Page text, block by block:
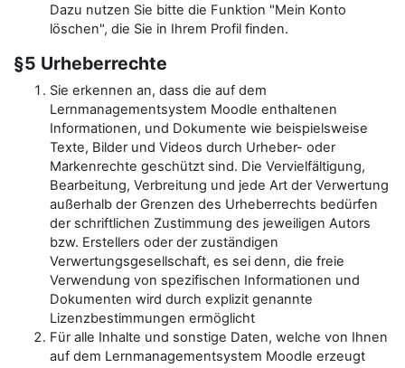
Dazu nutzen Sie bitte die Funktion "Mein Konto
löschen", die Sie in Ihrem Profil finden.
§5 Urheberrechte
Sie erkennen an, dass die auf dem
Lernmanagementsystem Moodle enthaltenen
Informationen, und Dokumente wie beispielsweise
Texte, Bilder und Videos durch Urheber- oder
Markenrechte geschützt sind. Die Vervielfältigung,
Bearbeitung, Verbreitung und jede Art der Verwertung
außerhalb der Grenzen des Urheberrechts bedürfen
der schriftlichen Zustimmung des jeweiligen Autors
bzw. Erstellers oder der zuständigen
Verwertungsgesellschaft, es sei denn, die freie
Verwendung von spezifischen Informationen und
Dokumenten wird durch explizit genannte
Lizenzbestimmungen ermöglicht
Für alle Inhalte und sonstige Daten, welche von Ihnen
auf dem Lernmanagementsystem Moodle erzeugt